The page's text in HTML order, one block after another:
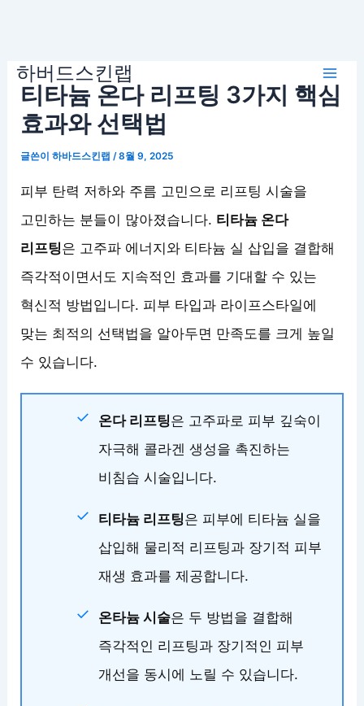
하버드스킨랩
티타늄 온다 리프팅 3가지 핵심
효과와 선택법
글쓴이하바드스킨랩/8월 9, 2025
피부 탄력 저하와 주름 고민으로 리프팅 시술을
고민하는 분들이 많아졌습니다. 티타늄 온다
리프팅은 고주파 에너지와 티타늄 실 삽입을 결합해
즉각적이면서도 지속적인 효과를 기대할 수 있는
혁신적 방법입니다. 피부 타입과 라이프스타일에
맞는 최적의 선택법을 알아두면 만족도를 크게 높일
수 있습니다.
온다 리프팅은 고주파로 피부 깊숙이
자극해 콜라겐 생성을 촉진하는
비침습 시술입니다.
티타늄 리프팅은 피부에 티타늄 실을
삽입해 물리적 리프팅과 장기적 피부
재생 효과를 제공합니다.
온타늄 시술은 두 방법을 결합해
즉각적인 리프팅과 장기적인 피부
개선을 동시에 노릴 수 있습니다.